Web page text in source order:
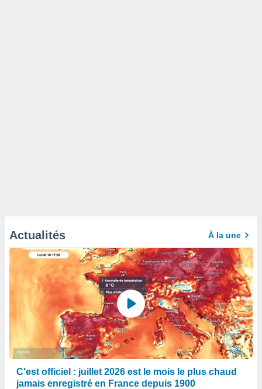
Actualités À la une
C'est officiel : juillet 2026 est le mois le plus chaud
jamais enregistré en France depuis 1900